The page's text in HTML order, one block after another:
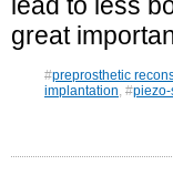
great
#preprosthetic
implantation, #